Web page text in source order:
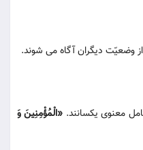
«الْمُؤْمِنِینَ وَ